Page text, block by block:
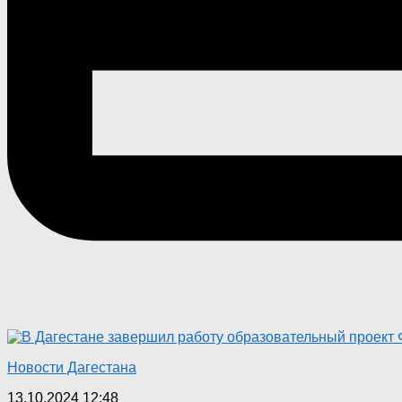
Новости Дагестана
13.10.2024 12:48